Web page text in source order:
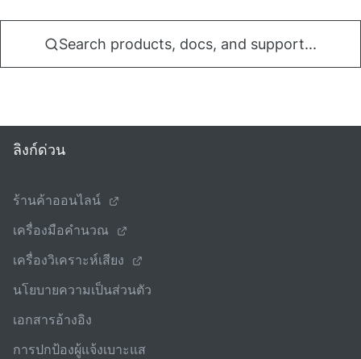
Search products, docs, and support...
ลิงก์ด่วน
ร้านค้าออนไลน์
เครื่องมือคํานวณ
เครื่องวิเคราะห์เสียง
นโยบายความเป็นส่วนตัว
เอกสารอ้างอิง
การปกป้องผู้แจ้งเบาะแส